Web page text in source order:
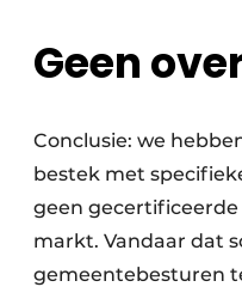
Geen
Conclusie: we
bestek met
geen
markt. Vandaar dat
gemeentebesturen